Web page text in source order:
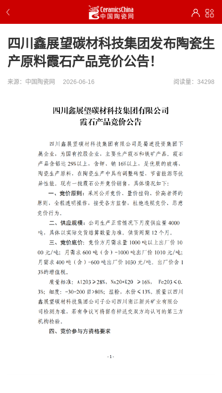
四川鑫展望碳材科技集团发布陶瓷生
产原料霞石产品竞价公告！
来源：中国陶瓷网 2026-06-16 阅读量：34298